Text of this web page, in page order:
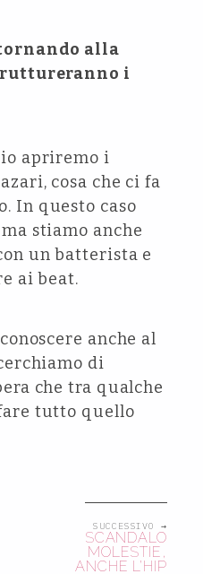
alla
i
apriremo i
cosa che ci fa
In questo caso
stiamo anche
un batterista e
ai beat.
anche al
di
che tra qualche
tutto quello
SUCCESSIVO →
SCANDALO
MOLESTIE,
ANCHE L’HIP